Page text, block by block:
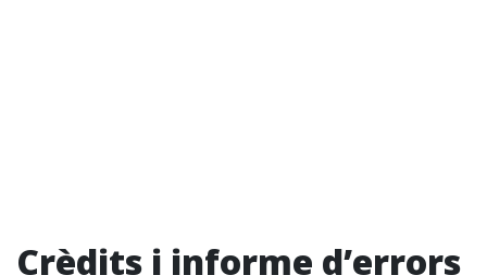
Crèdits i informe d’errors